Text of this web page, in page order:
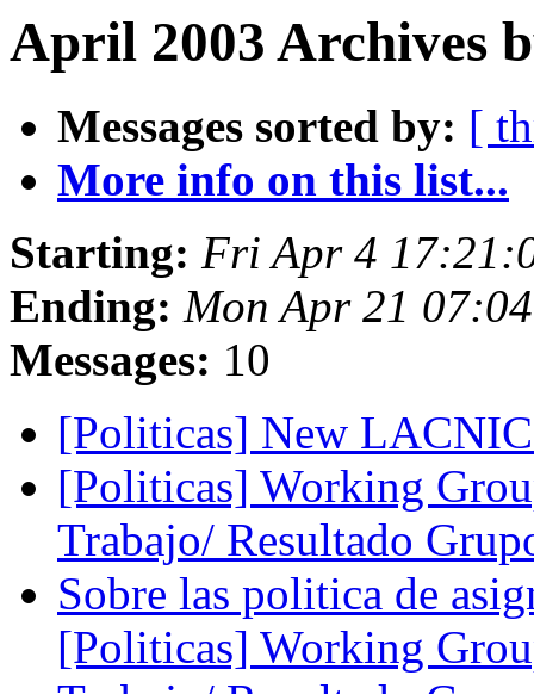
April 2003 Archives
Messages sorted by: [
More info on this list...
Starting: Fri Apr 4
Ending: Mon Apr 21
Messages: 10
[Politicas] New
[Politicas] Working
Trabajo/ Resultado
Sobre las politica de
[Politicas] Working